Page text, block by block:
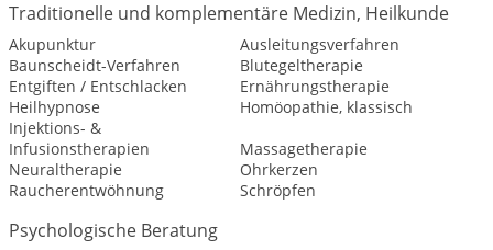
Traditionelle und komplementäre Medizin, Heilkunde
Akupunktur
Ausleitungsverfahren
Baunscheidt-Verfahren
Blutegeltherapie
Entgiften / Entschlacken
Ernährungstherapie
Heilhypnose
Homöopathie, klassisch
Injektions- &
Infusionstherapien
Massagetherapie
Neuraltherapie
Ohrkerzen
Raucherentwöhnung
Schröpfen
Psychologische Beratung